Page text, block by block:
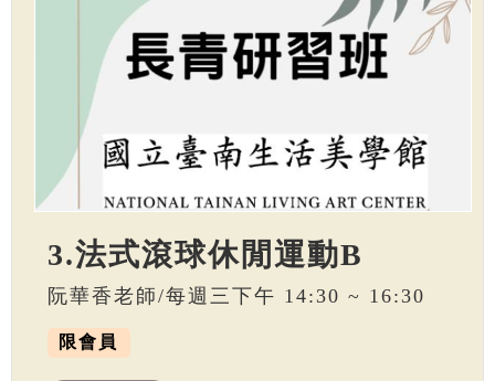
3.法式滾球休閒運動B
阮華香老師/每週三下午 14:30 ~ 16:30
限會員